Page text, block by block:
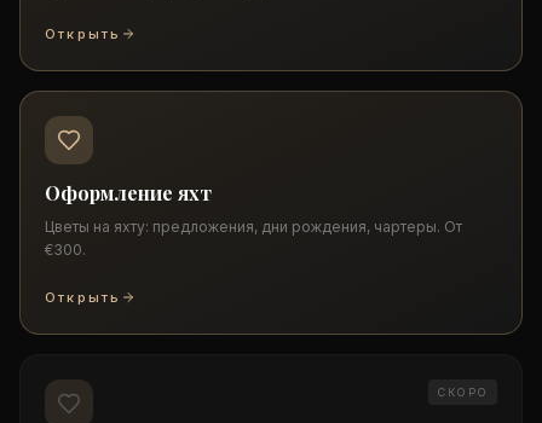
Открыть
Оформление яхт
Цветы на яхту: предложения, дни рождения, чартеры. От
€300.
Открыть
СКОРО